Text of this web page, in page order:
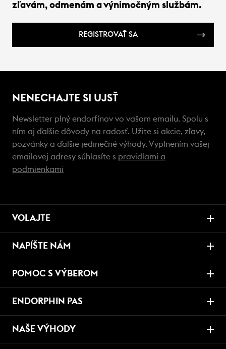
zľavám, odmenám a výnimočným službám.
REGISTROVAŤ SA
NENECHAJTE SI UJSŤ
Newsletter plný endorfínov vo vašom emailu. Spolu s
ním aj ďalšie dôvody na radosť. Užite si akcie, zľavy,
pozvánky a ďalšie jedinečné výhody. Vyplnením vašej
emailovej adresy súhlasíte s pravidlami a
podmienkami
VOLAJTE
NAPÍŠTE NÁM
POMOC S VÝBEROM
ENDORPHIN PAS
NAŠE VÝHODY